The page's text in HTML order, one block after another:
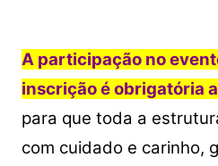
A participação no
inscrição é obrigatória
para que toda a
com cuidado e carinho,